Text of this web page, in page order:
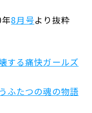
8月号より抜粋
する痛快ガールズ
ふたつの魂の物語